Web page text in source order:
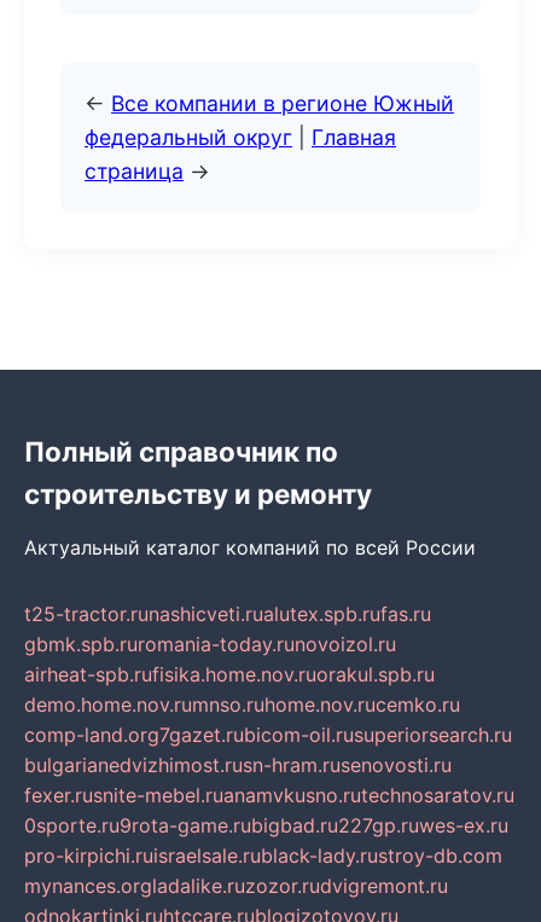
← Все компании в регионе Южный
федеральный округ
Главная
страница →
Полный справочник по
строительству и ремонту
Актуальный каталог компаний по всей России
t25-tractor.runashicveti.rualutex.spb.rufas.ru
gbmk.spb.ruromania-today.runovoizol.ru
airheat-spb.rufisika.home.nov.ruorakul.spb.ru
demo.home.nov.rumnso.ruhome.nov.rucemko.ru
comp-land.org7gazet.rubicom-oil.rusuperiorsearch.ru
bulgarianedvizhimost.rusn-hram.rusenovosti.ru
fexer.rusnite-mebel.ruanamvkusno.rutechnosaratov.ru
0sporte.ru9rota-game.rubigbad.ru227gp.ruwes-ex.ru
pro-kirpichi.ruisraelsale.rublack-lady.rustroy-db.com
mynances.orgladalike.ruzozor.rudvigremont.ru
odnokartinki.ruhtccare.rublogizotovoy.ru